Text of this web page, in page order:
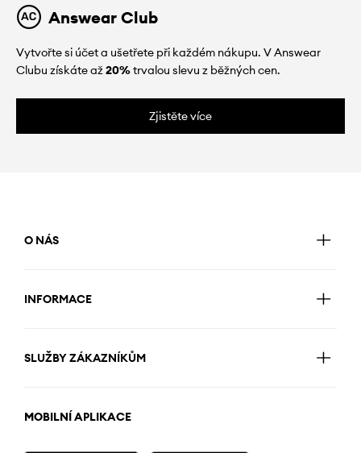
Answear Club
Vytvořte si účet a ušetřete při každém nákupu. V Answear
Clubu získáte až20%trvalou slevu z běžných cen.
Zjistěte více
O NÁS
INFORMACE
SLUŽBY ZÁKAZNÍKŮM
MOBILNÍ APLIKACE